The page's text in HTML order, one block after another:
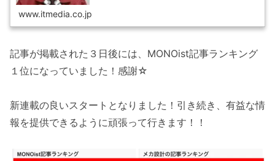
www.itmedia.co.jp
記事が掲載された３日後には、MONOist記事ランキング
１位になっていました！感謝☆
新連載の良いスタートとなりました！引き続き、有益な情
報を提供できるように頑張って行きます！！